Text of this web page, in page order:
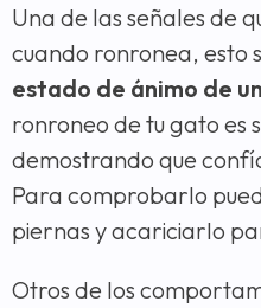
Una de las señales de
cuando ronronea, esto
estado de ánimo de
ronroneo de tu gato es
demostrando que
Para comprobarlo
piernas y acariciarlo
Otros de los